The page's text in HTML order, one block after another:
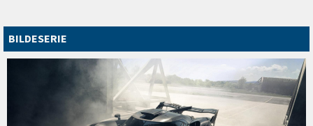
BILDESERIE